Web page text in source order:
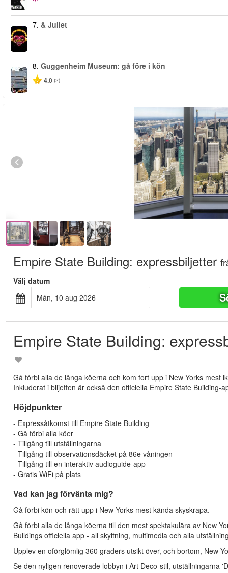
7. & Juliet
8. Guggenheim Museum: gå före i kön
4.0 (2)
Empire State Building: expressbiljetter
Välj datum
mån, 10 aug 2026
Empire State Building:
Gå förbi alla de långa köerna och kom fort upp i New Yorks mest
Inkluderat i biljetten är också den officiella Empire State
Höjdpunkter
- Expressåtkomst till Empire State Building
- Gå förbi alla köer
- Tillgång till utställningarna
- Tillgång till observationsdäcket på 86e våningen
- Tillgång till en interaktiv audioguide-app
- Gratis WiFi på plats
Vad kan jag förvänta mig?
Gå förbi kön och rätt upp i New Yorks mest kända skyskrapa.
Gå förbi alla de långa köerna till den mest spektakulära av New
Buildings officiella app - all skyltning, multimedia och alla
Upplev en oförglömlig 360 graders utsikt över, och bortom, New
Se den nyligen renoverade lobbyn i Art Deco-stil, utställningarna